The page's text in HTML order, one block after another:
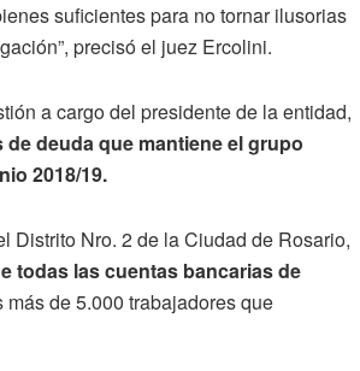
suficientes para no tornar ilusorias
precisó el juez Ercolini.
a cargo del presidente de la entidad,
deuda que mantiene el grupo
2018/19.
Distrito Nro. 2 de la Ciudad de Rosario,
todas las cuentas bancarias de
más de 5.000 trabajadores que